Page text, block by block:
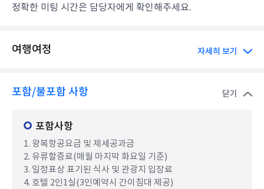
정확한 미팅 시간은 담당자에게 확인해주세요.
여행여정 자세히 보기
포함/불포함 사항 닫기
포함사항
1. 왕복항공요금 및 제세공과금
2. 유류할증료(매월 마지막 화요일 기준)
3. 일정표상 표기된 식사 및 관광지 입장료
4. 호텔 2인1실(3인예약시 간이침대 제공)